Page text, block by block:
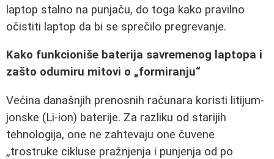
laptop stalno na punjaču, do toga kako pravilno
očistiti laptop da bi se sprečilo pregrevanje.
Kako funkcioniše baterija savremenog laptopa i
zašto odumiru mitovi o „formiranju“
Većina današnjih prenosnih računara koristi litijum-
jonske (Li-ion) baterije. Za razliku od starijih
tehnologija, one ne zahtevaju one čuvene
„trostruke cikluse pražnjenja i punjenja od po